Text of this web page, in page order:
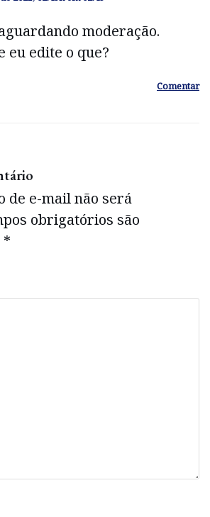
moderação.
eu edite o que?
Comentar
de e-mail não será
obrigatórios são
*